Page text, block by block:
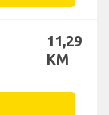
11,29
KM